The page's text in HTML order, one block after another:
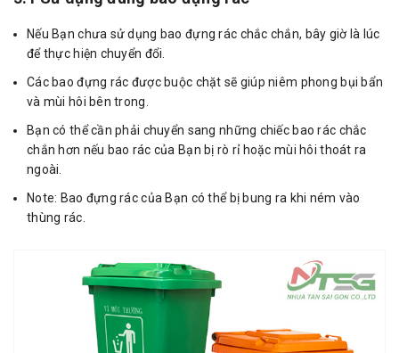
Nếu Bạn chưa sử dụng bao đựng rác chắc chắn, bây giờ là lúc
để thực hiện chuyển đổi.
Các bao đựng rác được buộc chặt sẽ giúp niêm phong bụi bẩn
và mùi hôi bên trong.
Bạn có thể cần phải chuyển sang những chiếc bao rác chắc
chắn hơn nếu bao rác của Bạn bị rò rỉ hoặc mùi hôi thoát ra
ngoài.
Note: Bao đựng rác của Bạn có thể bị bung ra khi ném vào
thùng rác.